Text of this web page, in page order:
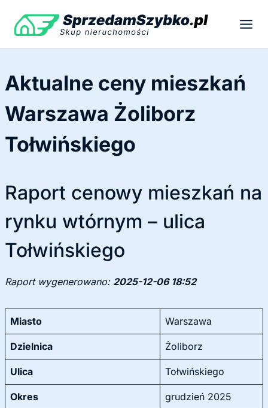
treści
Aktualne ceny mieszkań
Warszawa Żoliborz
Tołwińskiego
Raport cenowy mieszkań na
rynku wtórnym – ulica
Tołwińskiego
Raport wygenerowano: 2025-12-06 18:52
Miasto Warszawa
Dzielnica Żoliborz
Ulica Tołwińskiego
Okres grudzień 2025